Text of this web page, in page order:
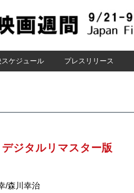
スケジュール プレスリリース
デジタルリマスター版
/森川幸治